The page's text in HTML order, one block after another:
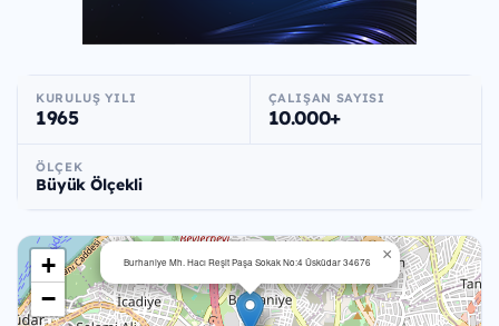
KURULUŞ YILI
1965
ÇALIŞAN SAYISI
10.000+
ÖLÇEK
Büyük Ölçekli
Burhaniye Mh. Hacı Reşit Paşa Sokak No:4 Üsküdar 34676 ×
+
−